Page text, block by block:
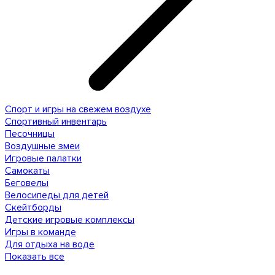
Спорт и игры на свежем воздухе
Спортивный инвентарь
Песочницы
Воздушные змеи
Игровые палатки
Самокаты
Беговелы
Велосипеды для детей
Скейтборды
Детские игровые комплексы
Игры в команде
Для отдыха на воде
Показать все